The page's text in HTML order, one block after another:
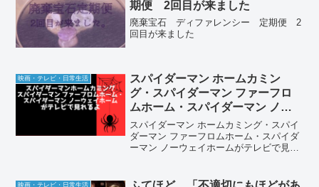
期便 2回目が来ました
廃棄宝石 ディファレンシー 定期便 2
回目が来ました
映画・テレビ・日常生活
スパイダーマン ホームカミン
グ・スパイダーマン ファーフロ
ムホーム・スパイダーマン ノー
ウェイホームがテレビで見れるよ
スパイダーマン ホームカミング・スパイ
ダーマン ファーフロムホーム・スパイダ
ーマン ノーウェイホームがテレビで見れ
映画・テレビ・日常生活